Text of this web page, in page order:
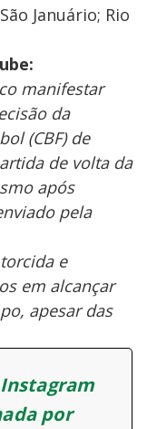
Januário; Rio
manifestar
da
(CBF) de
de volta da
após
pela
e
em alcançar
apesar das
por